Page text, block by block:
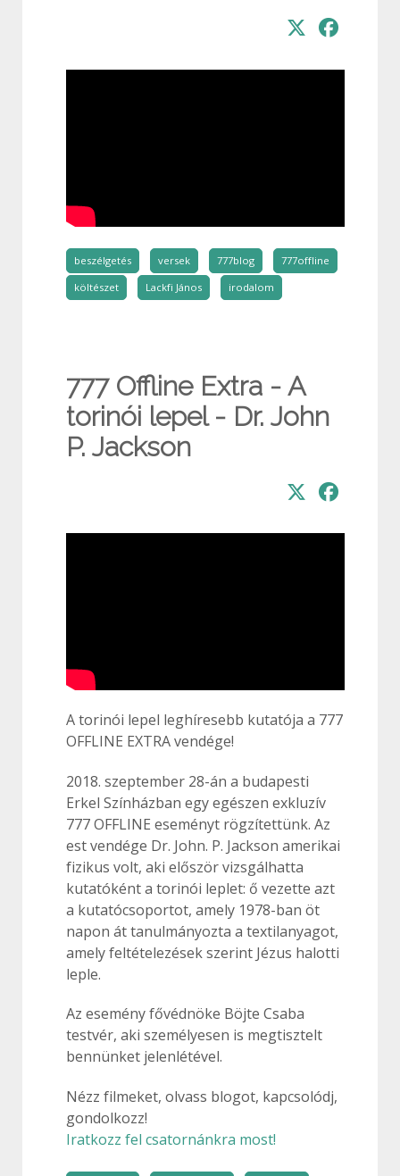
beszélgetés versek 777blog
777offline
költészet
Lackfi János irodalom
777 Offline Extra - A
torinói lepel - Dr. John
P. Jackson
A torinói lepel leghíresebb kutatója a 777
OFFLINE EXTRA vendége!
2018. szeptember 28-án a budapesti
Erkel Színházban egy egészen exkluzív
777 OFFLINE eseményt rögzítettünk. Az
est vendége Dr. John. P. Jackson amerikai
fizikus volt, aki először vizsgálhatta
kutatóként a torinói leplet: ő vezette azt
a kutatócsoportot, amely 1978-ban öt
napon át tanulmányozta a textilanyagot,
amely feltételezések szerint Jézus halotti
leple.
Az esemény fővédnöke Böjte Csaba
testvér, aki személyesen is megtisztelt
bennünket jelenlétével.
Nézz filmeket, olvass blogot, kapcsolódj,
gondolkozz!
Iratkozz fel csatornánkra most!